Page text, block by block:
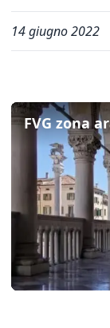
14 giugno 2022